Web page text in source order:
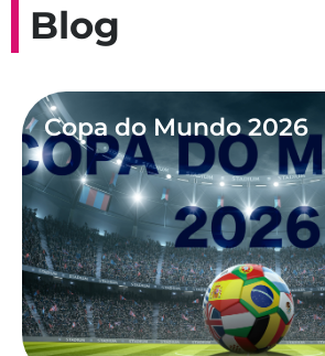
Blog
Copa do Mundo 2026